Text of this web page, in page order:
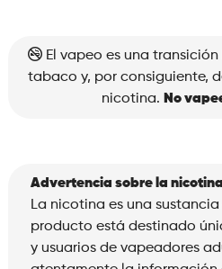
El vapeo es una
tabaco y, por consiguiente,
nicotina. No
Advertencia sobre la nicotina
La nicotina es una
producto está destinado
y usuarios de vapeadores